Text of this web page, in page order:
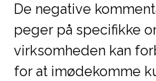
De negative
peger på specifikke
virksomheden kan
for at imødekomme